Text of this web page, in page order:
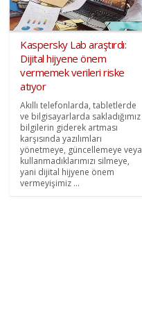
Kaspersky Lab araştırdı:
Dijital hijyene önem
vermemek verileri riske
atıyor
Akıllı telefonlarda, tabletlerde
ve bilgisayarlarda sakladığımız
bilgilerin giderek artması
karşısında yazılımları
yönetmeye, güncellemeye veya
kullanmadıklarımızı silmeye,
yani dijital hijyene önem
vermeyişimiz ...